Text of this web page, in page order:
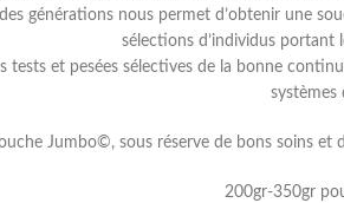
générations nous permet d’obtenir une
sélections d’individus portant
et pesées sélectives de la bonne
systèmes
Jumbo©, sous réserve de bons soins
200gr-350gr